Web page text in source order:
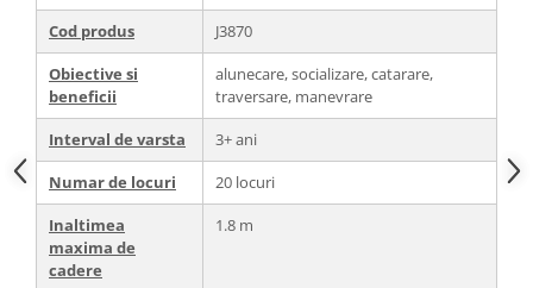
Cod produs
J3870
Obiective si
beneficii
alunecare, socializare, catarare,
traversare, manevrare
Interval de varsta
3+ ani
Numar de locuri
20 locuri
Inaltimea
maxima de
cadere
1.8 m